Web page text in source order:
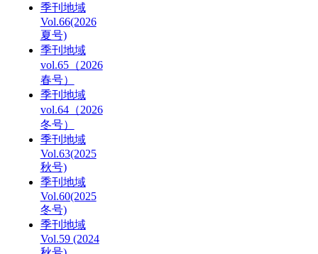
季刊地域
Vol.66(2026
夏号)
季刊地域
vol.65（2026
春号）
季刊地域
vol.64（2026
冬号）
季刊地域
Vol.63(2025
秋号)
季刊地域
Vol.60(2025
冬号)
季刊地域
Vol.59 (2024